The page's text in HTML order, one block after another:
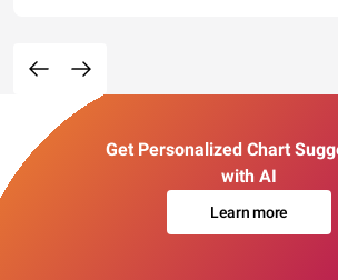
Get Personalized Chart
with AI
Learn more